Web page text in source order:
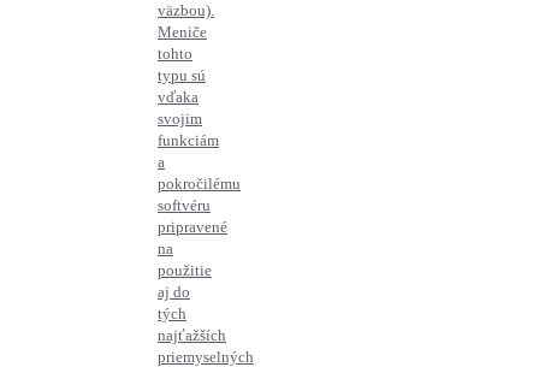
väzbou).
Meniče
tohto
typu sú
vďaka
svojim
funkciám
a
pokročilému
softvéru
pripravené
na
použitie
aj do
tých
najťažších
priemyselných